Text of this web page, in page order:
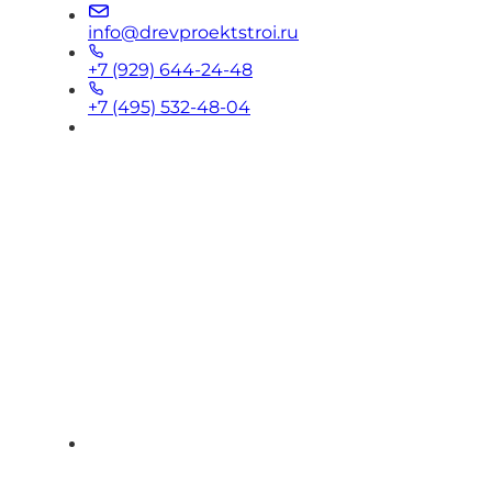
info@drevproektstroi.ru
+7 (929) 644-24-48
+7 (495) 532-48-04